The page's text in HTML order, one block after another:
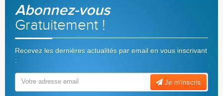
Abonnez-vous
Gratuitement !
Recevez les dernières actualités par email en vous inscrivant
:
Je m’inscris